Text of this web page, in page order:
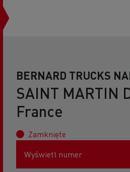
BERNARD TRUCKS
SAINT MARTIN
France
Zamknięte
Wyświetl numer